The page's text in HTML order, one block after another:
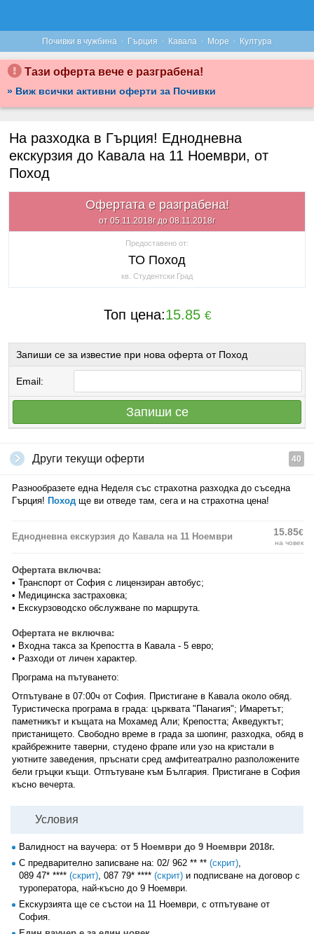
Почивки в чужбина · Гърция · Кавала · Море · Култура
Тази оферта вече е разграбена!
» Виж всички активни оферти за Почивки
На разходка в Гърция! Еднодневна
екскурзия до Кавала на 11 Ноември, от
Поход
Офертата е разграбена!
от 05.11.2018г до 08.11.2018г
Предоставено от:
ТО Поход
кв. Студентски Град
Топ цена:15.85 €
Запиши се за известие при нова оферта от Поход
Email:
Запиши се
Други текущи оферти 40
Разнообразете една Неделя със страхотна разходка до съседна
Гърция! Поход ще ви отведе там, сега и на страхотна цена!
Еднодневна екскурзия до Кавала на 11 Ноември 15.85€
на човек
Офертата включва:
• Транспорт от София с лицензиран автобус;
• Медицинска застраховка;
• Екскурзоводско обслужване по маршрута.
Офертата не включва:
• Входна такса за Крепостта в Кавала - 5 евро;
• Разходи от личен характер.
Програма на пътуването:
Отпътуване в 07:00ч от София. Пристигане в Кавала около обяд.
Туристическа програма в града: църквата "Панагия"; Имаретът;
паметникът и къщата на Мохамед Али; Крепостта; Акведуктът;
пристанището. Свободно време в града за шопинг, разходка, обяд в
крайбрежните таверни, студено фрапе или узо на кристали в
уютните заведения, пръснати сред амфитеатрално разположените
бели гръцки къщи. Отпътуване към България. Пристигане в София
късно вечерта.
Условия
Валидност на ваучера: от 5 Ноември до 9 Ноември 2018г.
С предварително записване на: 02/ 962 ** ** (скрит),
089 47* **** (скрит), 087 79* **** (скрит) и подписване на договор с
туроператора, най-късно до 9 Ноември.
Екскурзията ще се състои на 11 Ноември, с отпътуване от
София.